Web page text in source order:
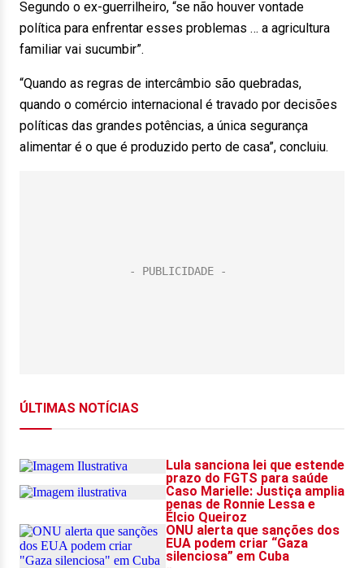
Segundo o ex-guerrilheiro, “se não houver vontade
política para enfrentar esses problemas … a agricultura
familiar vai sucumbir”.
“Quando as regras de intercâmbio são quebradas,
quando o comércio internacional é travado por decisões
políticas das grandes potências, a única segurança
alimentar é o que é produzido perto de casa”, concluiu.